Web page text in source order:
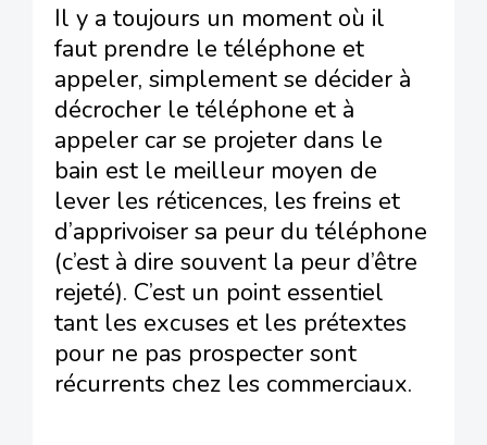
Il y a toujours un moment où il
faut prendre le téléphone et
appeler, simplement se décider à
décrocher le téléphone et à
appeler car se projeter dans le
bain est le meilleur moyen de
lever les réticences, les freins et
d’apprivoiser sa peur du téléphone
(c’est à dire souvent la peur d’être
rejeté). C’est un point essentiel
tant les excuses et les prétextes
pour ne pas prospecter sont
récurrents chez les commerciaux.